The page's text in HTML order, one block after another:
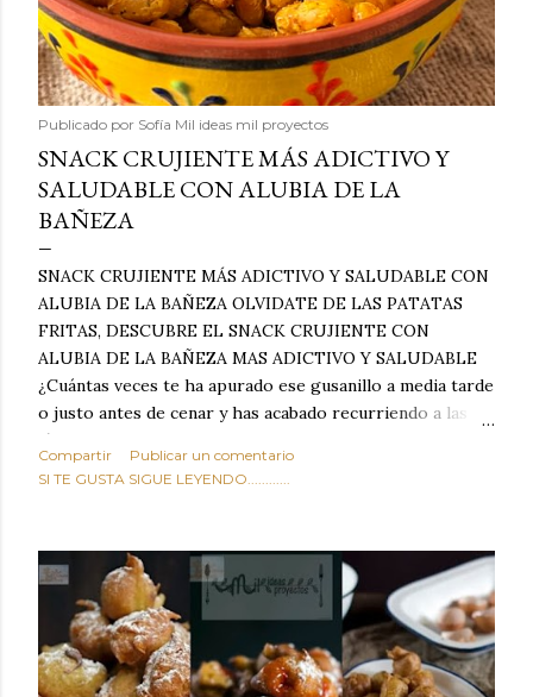
Publicado por Sofía Mil ideas mil proyectos
SNACK CRUJIENTE MÁS ADICTIVO Y
SALUDABLE CON ALUBIA DE LA
BAÑEZA
SNACK CRUJIENTE MÁS ADICTIVO Y SALUDABLE CON
ALUBIA DE LA BAÑEZA OLVIDATE DE LAS PATATAS
FRITAS, DESCUBRE EL SNACK CRUJIENTE CON
ALUBIA DE LA BAÑEZA MAS ADICTIVO Y SALUDABLE
¿Cuántas veces te ha apurado ese gusanillo a media tarde
o justo antes de cenar y has acabado recurriendo a las
típicas patatas de bolsa, frutos secos fritos o snacks
ultraprocesados llenos de grasas saturadas y sodio?
sabroso, con ese toque tostado y crujiente que tanto nos
satisface. Estas alubias crujientes al horno van a cambiar
por completo tu forma de ver las legumbres. Olvídate de
asociar las alubias únicamente a los guisos tradicionales y
copiosos de invierno. Con esta receta simple pero
revolucionaria, transformaremos un ingrediente tan
Compartir
Publicar un comentario
SI TE GUSTA SIGUE LEYENDO............